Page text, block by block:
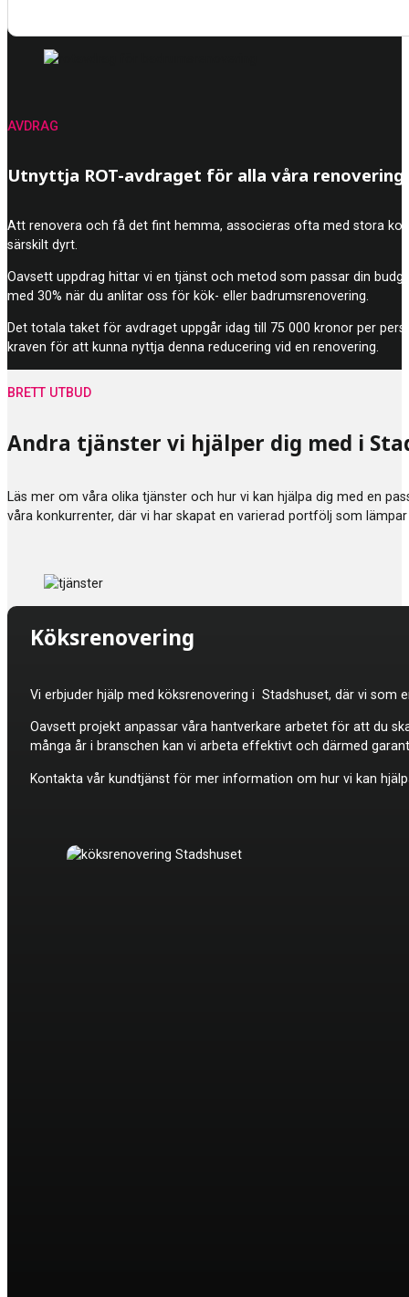
Utnyttja ROT-avdraget för alla våra
Att renovera och få det fint hemma, associeras ofta med stora
särskilt dyrt.
Oavsett uppdrag hittar vi en tjänst och metod som passar din
med 30% när du anlitar oss för kök- eller badrumsrenovering.
Det totala taket för avdraget uppgår idag till 75 000 kronor per
kraven för att kunna nyttja denna reducering vid en renovering.
AVDRAG
Andra tjänster vi hjälper dig med i
Läs mer om våra olika tjänster och hur vi kan hjälpa dig med en
våra konkurrenter, där vi har skapat en varierad portfölj som
BRETT UTBUD
Köksrenovering
Vi erbjuder hjälp med köksrenovering i Stadshuset, där vi som
Oavsett projekt anpassar våra hantverkare arbetet för att du
många år i branschen kan vi arbeta effektivt och därmed
Kontakta vår kundtjänst för mer information om hur vi kan